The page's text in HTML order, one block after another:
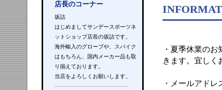
店長のコーナー
坂詰
はじめましてサンデースポーツネ
ットショップ店長の坂詰です。
海外輸入のグローブや、スパイク
はもちろん、国内メーカー品も取
り揃えております。
当店をよろしくお願いします。
・夏季休業の
きます。宜しく
・メールアド